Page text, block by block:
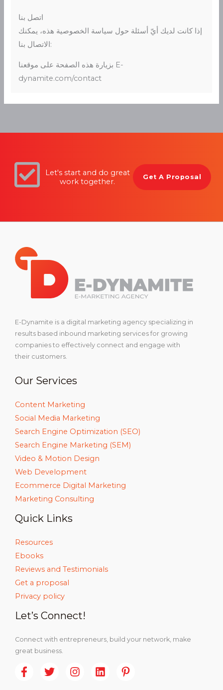
اتصل بنا
إذا كانت لديك أيّ أسئلة حول سياسة الخصوصية هذه، يمكنك
الاتصال بنا:
بزيارة هذه الصفحة على موقعنا E-
dynamite.com/contact
Let's start and do great
work together.
Get A Proposal
E-Dynamite is a digital marketing agency specializing in
results based inbound marketing services for growing
companies to effectively connect and engage with
their customers.
Our Services
Content Marketing
Social Media Marketing
Search Engine Optimization (SEO)
Search Engine Marketing (SEM)
Video & Motion Design
Web Development
Ecommerce Digital Marketing
Marketing Consulting
Quick Links
Resources
Ebooks
Reviews and Testimonials
Get a proposal
Privacy policy
Let’s Connect!
Connect with entrepreneurs, build your network, make
great business.